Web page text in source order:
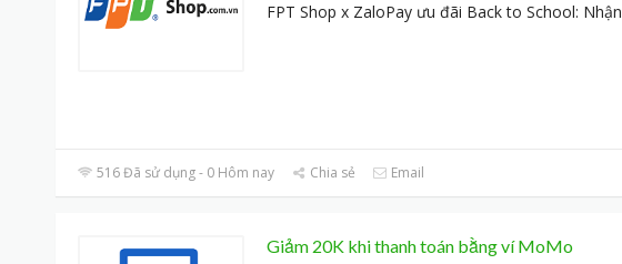
FPT Shop x ZaloPay ưu đãi Back to School: Nhận
516 Đã sử dụng - 0 Hôm nay Chia sẻ Email
Giảm 20K khi thanh toán bằng ví MoMo